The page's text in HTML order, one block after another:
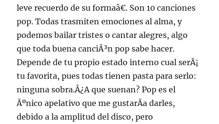
leve recuerdo de su formaâ€. Son 10 canciones
pop. Todas trasmiten emociones al alma, y
podemos bailar tristes o cantar alegres, algo
que toda buena canciÃ³n pop sabe hacer.
Depende de tu propio estado interno cual serÃ¡
tu favorita, pues todas tienen pasta para serlo:
ninguna sobra.Â¿A que suenan? Pop es el
Ãºnico apelativo que me gustarÃ­a darles,
debido a la amplitud del disco, pero